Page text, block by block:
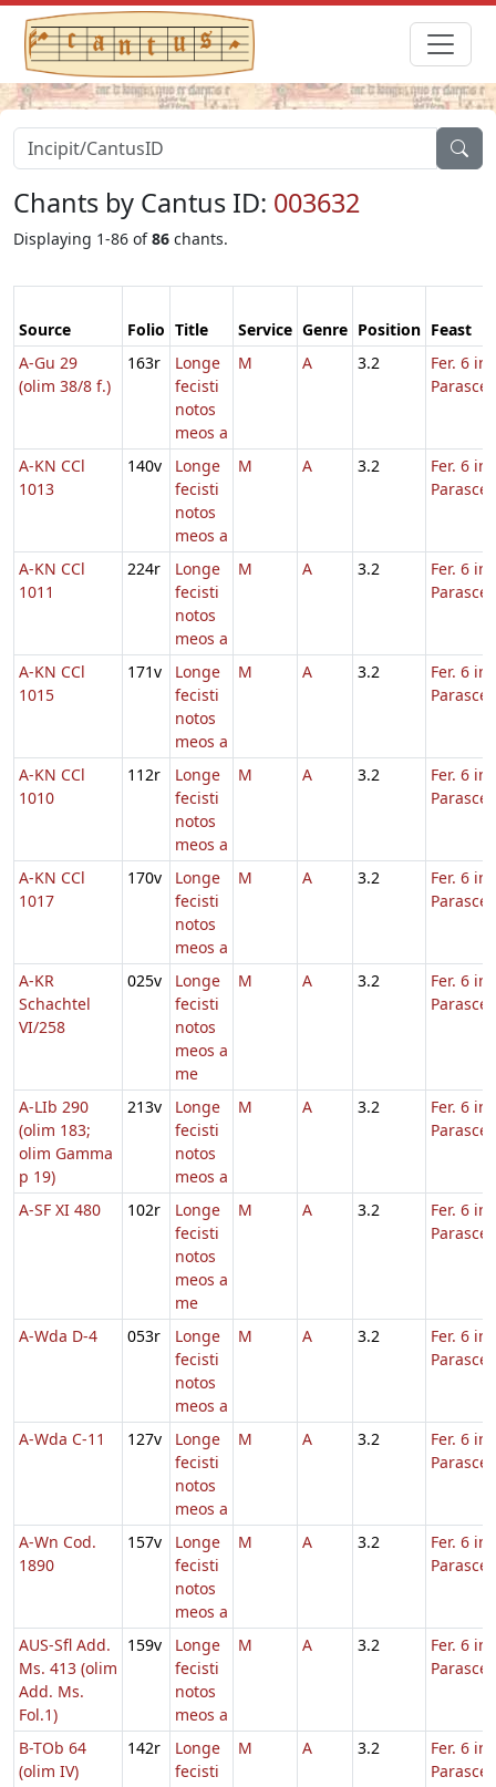
Chants by Cantus ID: 003632
Displaying 1-86 of86 chants.
Source Folio Title Service Genre Position Feast
A-Gu 29
(olim 38/8 f.)
163r
Longe
fecisti
notos
meos a
M A 3.2
Fer. 6 in
A-KN CCl
1013
140v
Longe
fecisti
notos
meos a
M A 3.2
Fer. 6 in
A-KN CCl
1011
224r
Longe
fecisti
notos
meos a
M A 3.2
Fer. 6 in
A-KN CCl
1015
171v
Longe
fecisti
notos
meos a
M A 3.2
Fer. 6 in
A-KN CCl
1010
112r
Longe
fecisti
notos
meos a
M A 3.2
Fer. 6 in
A-KN CCl
1017
170v
Longe
fecisti
notos
meos a
M A 3.2
Fer. 6 in
A-KR
Schachtel
VI/258
025v
Longe
fecisti
notos
meos a
me
M A 3.2
Fer. 6 in
A-LIb 290
(olim 183;
olim Gamma
p 19)
213v
Longe
fecisti
notos
meos a
M A 3.2
Fer. 6 in
A-SF XI 480 102r
Longe
fecisti
notos
meos a
me
M A 3.2
Fer. 6 in
A-Wda D-4 053r
Longe
fecisti
notos
meos a
M A 3.2
Fer. 6 in
A-Wda C-11 127v
Longe
fecisti
notos
meos a
M A 3.2
Fer. 6 in
A-Wn Cod.
1890
157v
Longe
fecisti
notos
meos a
M A 3.2
Fer. 6 in
AUS-Sfl Add.
Ms. 413 (olim
Add. Ms.
Fol.1)
159v
Longe
fecisti
notos
meos a
M A 3.2
Fer. 6 in
B-TOb 64
(olim IV)
142r
Longe
fecisti
M A 3.2
Fer. 6 in